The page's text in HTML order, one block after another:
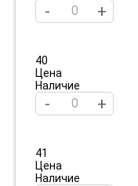
- +
40
Цена
Наличие
- +
41
Цена
Наличие